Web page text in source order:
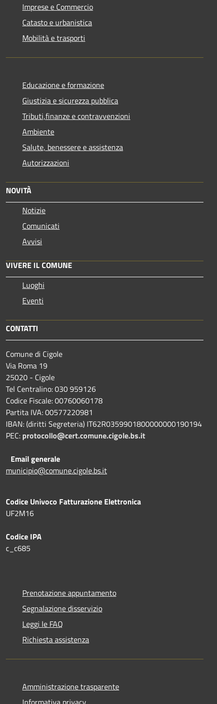
Imprese e Commercio
Catasto e urbanistica
Mobilità e trasporti
Educazione e formazione
Giustizia e sicurezza pubblica
Tributi,finanze e contravvenzioni
Ambiente
Salute, benessere e assistenza
Autorizzazioni
NOVITÀ
Notizie
Comunicati
Avvisi
VIVERE IL COMUNE
Luoghi
Eventi
CONTATTI
Comune di Cigole
Via Roma 19
25020 - Cigole
Tel Centralino: 030 959126
Codice Fiscale: 00760060178
Partita IVA: 00577220981
IBAN: (diritti Segreteria) IT62R0359901800000000190194
PEC: protocollo@cert.comune.cigole.bs.it
Email generale
municipio@comune.cigole.bs.it
Codice Univoco Fatturazione Elettronica
UF2M16
Codice IPA
c_c685
Prenotazione appuntamento
Segnalazione disservizio
Leggi le FAQ
Richiesta assistenza
Amministrazione trasparente